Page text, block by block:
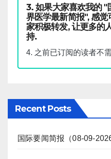
3. 如果大家喜欢我的 "
界医学最新简报", 感
家积极转发, 让更多的
持.
4. 之前已订阅的读者不
Recent Posts
国际要闻简报（08-09-2026